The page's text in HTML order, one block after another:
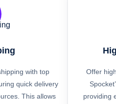
with top
quick delivery
This allows
Offer
providing